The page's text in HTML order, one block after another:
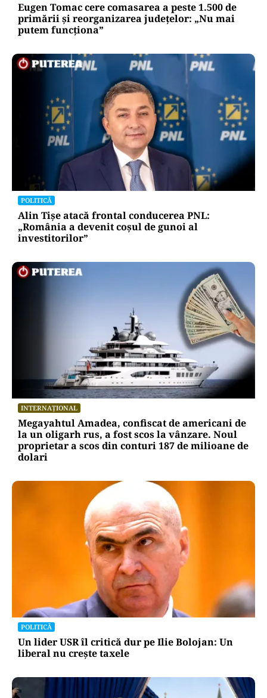
Eugen Tomac cere comasarea a peste 1.500 de
primării și reorganizarea județelor: „Nu mai
putem funcționa”
POLITICĂ
Alin Tișe atacă frontal conducerea PNL:
„România a devenit coșul de gunoi al
investitorilor”
INTERNAȚIONAL
Megayahtul Amadea, confiscat de americani de
la un oligarh rus, a fost scos la vânzare. Noul
proprietar a scos din conturi 187 de milioane de
dolari
POLITICĂ
Un lider USR îl critică dur pe Ilie Bolojan: Un
liberal nu crește taxele